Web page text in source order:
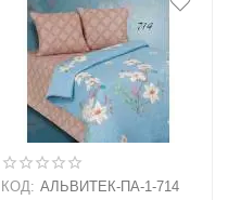
КОД: АЛЬВИТЕК-ПA-1-714